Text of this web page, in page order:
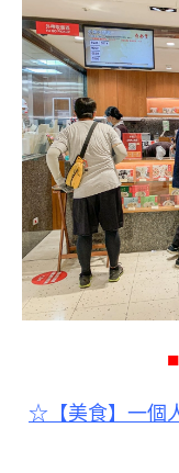
■
☆【美食】一個